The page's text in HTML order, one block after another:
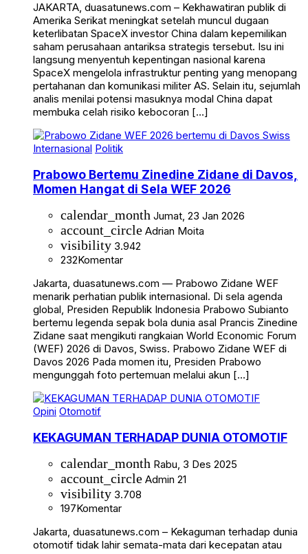
JAKARTA, duasatunews.com – Kekhawatiran publik di
Amerika Serikat meningkat setelah muncul dugaan
keterlibatan SpaceX investor China dalam kepemilikan
saham perusahaan antariksa strategis tersebut. Isu ini
langsung menyentuh kepentingan nasional karena
SpaceX mengelola infrastruktur penting yang menopang
pertahanan dan komunikasi militer AS. Selain itu, sejumlah
analis menilai potensi masuknya modal China dapat
membuka celah risiko kebocoran […]
Internasional Politik
Prabowo Bertemu Zinedine Zidane di Davos,
Momen Hangat di Sela WEF 2026
calendar_month Jumat, 23 Jan 2026
account_circle Adrian Moita
visibility 3.942
232Komentar
Jakarta, duasatunews.com — Prabowo Zidane WEF
menarik perhatian publik internasional. Di sela agenda
global, Presiden Republik Indonesia Prabowo Subianto
bertemu legenda sepak bola dunia asal Prancis Zinedine
Zidane saat mengikuti rangkaian World Economic Forum
(WEF) 2026 di Davos, Swiss. Prabowo Zidane WEF di
Davos 2026 Pada momen itu, Presiden Prabowo
mengunggah foto pertemuan melalui akun […]
Opini Otomotif
KEKAGUMAN TERHADAP DUNIA OTOMOTIF
calendar_month Rabu, 3 Des 2025
account_circle Admin 21
visibility 3.708
197Komentar
Jakarta, duasatunews.com – Kekaguman terhadap dunia
otomotif tidak lahir semata-mata dari kecepatan atau